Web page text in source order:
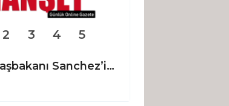
İspanya Başbakanı Sanchez’in uçağı Ankara’ya acil iniş yaptı
2 3 4 5